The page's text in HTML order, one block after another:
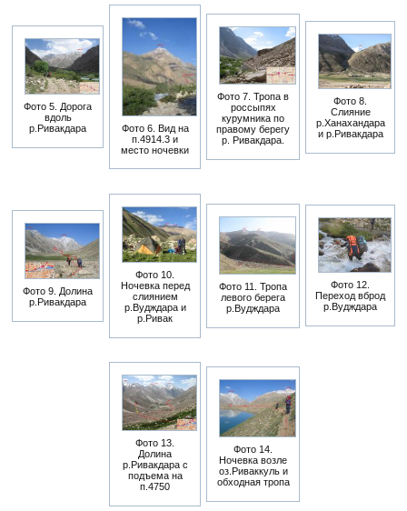
Фото 5. Дорога
вдоль
р.Ривакдара
Фото 6. Вид на
п.4914.3 и
место ночевки
Фото 7. Тропа в
россыпях
курумника по
правому берегу
р. Ривакдара.
Фото 8.
Слияние
р.Ханахандара
и р.Ривакдара
Фото 9. Долина
р.Ривакдара
Фото 10.
Ночевка перед
слиянием
р.Вудждара и
р.Ривак
Фото 11. Тропа
левого берега
р.Вудждара
Фото 12.
Переход вброд
р.Вудждара
Фото 13.
Долина
р.Ривакдара с
подъема на
п.4750
Фото 14.
Ночевка возле
оз.Риваккуль и
обходная тропа